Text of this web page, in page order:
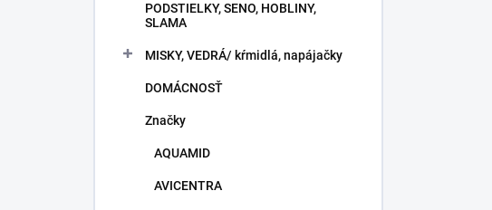
PODSTIELKY, SENO, HOBLINY,
SLAMA
MISKY, VEDRÁ/ kŕmidlá, napájačky
DOMÁCNOSŤ
Značky
AQUAMID
AVICENTRA